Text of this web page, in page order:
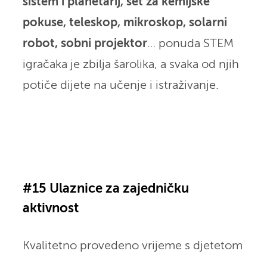
pokuse, teleskop, mikroskop, solarni
robot, sobni projektor… ponuda STEM
igračaka je zbilja šarolika, a svaka od njih
potiče dijete na učenje i istraživanje.
#15 Ulaznice za zajedničku
aktivnost
Kvalitetno provedeno vrijeme s djetetom